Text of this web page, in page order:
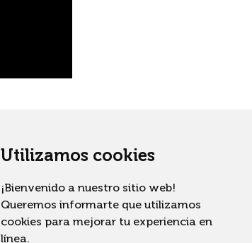
Utilizamos cookies
¡Bienvenido a nuestro sitio web!
Queremos informarte que utilizamos
cookies para mejorar tu experiencia en
línea.